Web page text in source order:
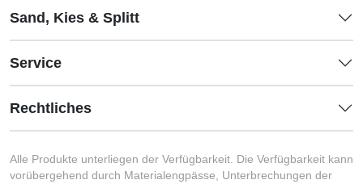
Sand, Kies & Splitt
Service
Rechtliches
Alle Produkte unterliegen der Verfügbarkeit. Die Verfügbarkeit kann
vorübergehend durch Materialengpässe, Unterbrechungen der